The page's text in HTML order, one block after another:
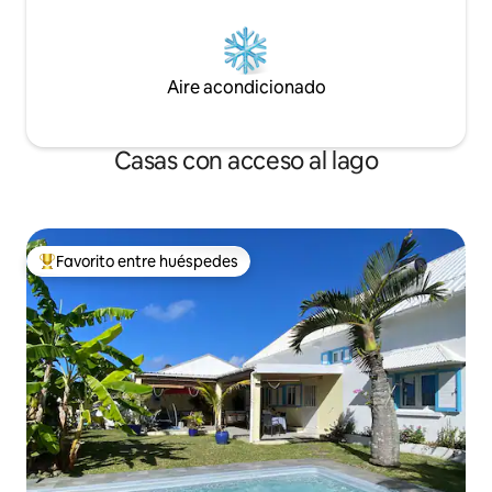
Aire acondicionado
Casas con acceso al lago
Favorito entre los huéspedes más destacados
Favorito entre huéspedes